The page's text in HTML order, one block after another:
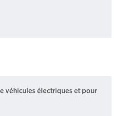
véhicules électriques et pour